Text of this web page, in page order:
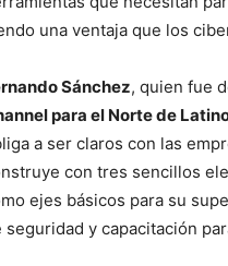
una ventaja que los
Sánchez, quien fue
para el Norte de
a ser claros con las
con tres sencillos
ejes básicos para su
seguridad y capacitación